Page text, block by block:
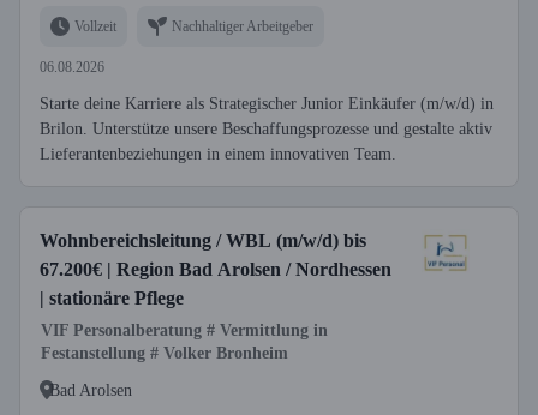
Vollzeit Nachhaltiger Arbeitgeber
06.08.2026
Starte deine Karriere als Strategischer Junior Einkäufer (m/w/d) in
Brilon. Unterstütze unsere Beschaffungsprozesse und gestalte aktiv
Lieferantenbeziehungen in einem innovativen Team.
Wohnbereichsleitung / WBL (m/w/d) bis
67.200€ | Region Bad Arolsen / Nordhessen
| stationäre Pflege
VIF Personalberatung # Vermittlung in
Festanstellung # Volker Bronheim
Bad Arolsen